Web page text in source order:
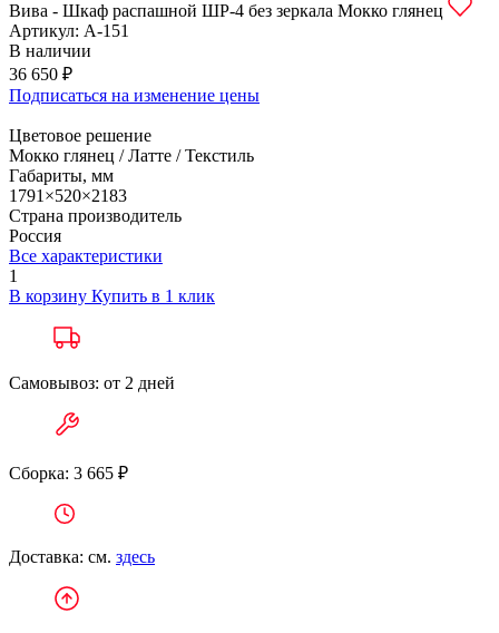
Вива - Шкаф распашной ШР-4 без зеркала Мокко глянец
Артикул: А-151
В наличии
36 650 ₽
Подписаться на изменение цены
Цветовое решение
Мокко глянец / Латте / Текстиль
Габариты, мм
1791×520×2183
Страна производитель
Россия
Все характеристики
1
В корзину Купить в 1 клик
Самовывоз: от 2 дней
Сборка: 3 665 ₽
Доставка: см. здесь